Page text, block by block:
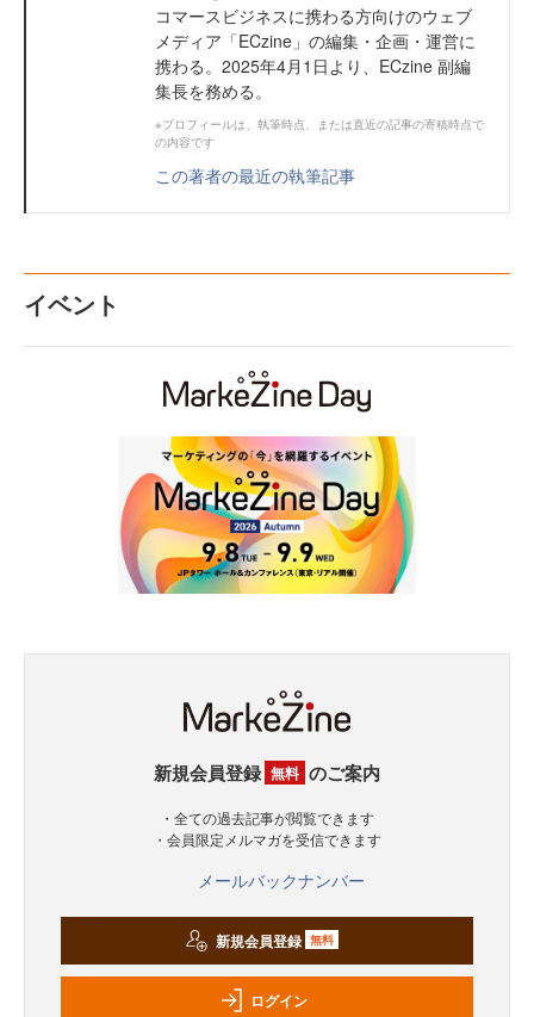
コマースビジネスに携わる方向けのウェブ
メディア「ECzine」の編集・企画・運営に
携わる。2025年4月1日より、ECzine 副編
集長を務める。
※プロフィールは、執筆時点、または直近の記事の寄稿時点で
の内容です
この著者の最近の執筆記事
イベント
新規会員登録 無料 のご案内
・全ての過去記事が閲覧できます
・会員限定メルマガを受信できます
メールバックナンバー
新規会員登録 無料
ログイン